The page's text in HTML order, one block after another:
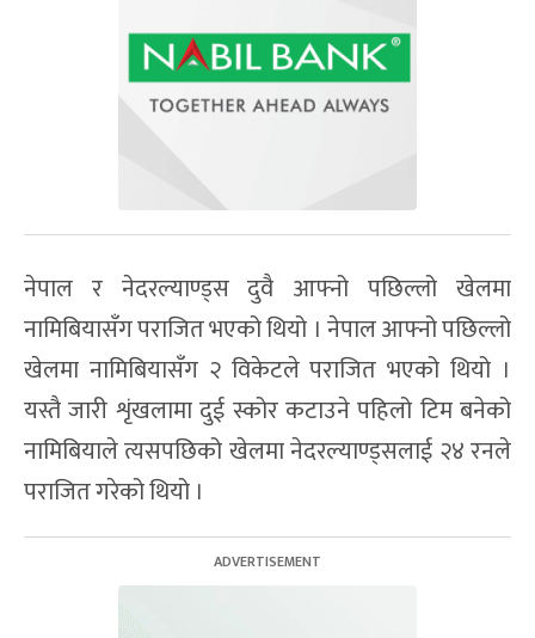
नेपाल र नेदरल्याण्ड्स दुवै आफ्नो पछिल्लो खेलमा
नामिबियासँग पराजित भएको थियो । नेपाल आफ्नो पछिल्लो
खेलमा नामिबियासँग २ विकेटले पराजित भएको थियो ।
यस्तै जारी शृंखलामा दुई स्कोर कटाउने पहिलो टिम बनेको
नामिबियाले त्यसपछिको खेलमा नेदरल्याण्ड्सलाई २४ रनले
पराजित गरेको थियो ।